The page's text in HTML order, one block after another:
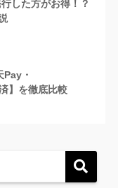
した方がお得！？
・
】を徹底比較